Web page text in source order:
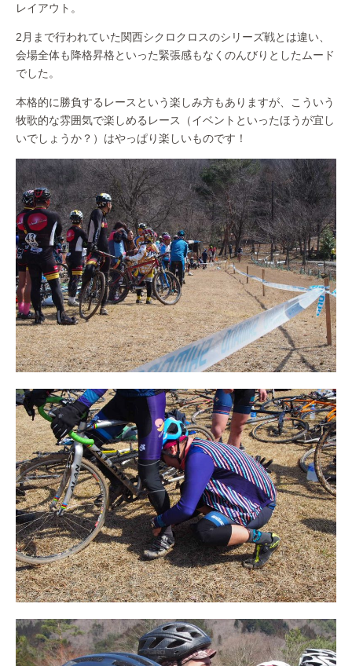
レイアウト。
2月まで行われていた関西シクロクロスのシリーズ戦とは違い、
会場全体も降格昇格といった緊張感もなくのんびりとしたムード
でした。
本格的に勝負するレースという楽しみ方もありますが、こういう
牧歌的な雰囲気で楽しめるレース（イベントといったほうが宜し
いでしょうか？）はやっぱり楽しいものです！